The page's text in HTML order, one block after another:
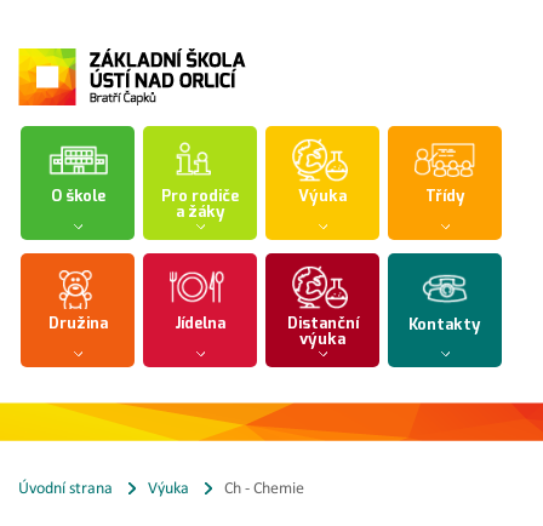
O škole Pro rodiče
a žáky
Výuka Třídy
Družina Jídelna Distanční
výuka
Kontakty
Úvodní strana Výuka Ch - Chemie